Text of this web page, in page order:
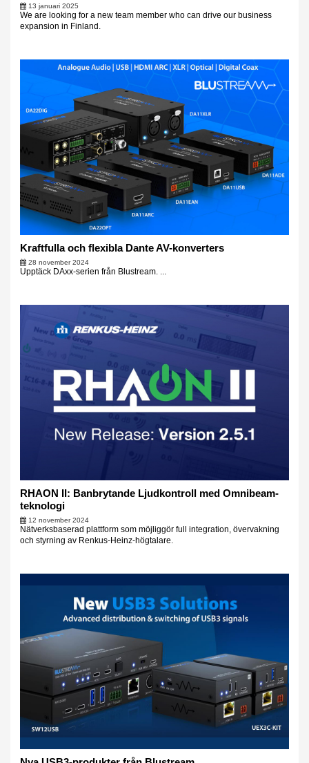
13 januari 2025
We are looking for a new team member who can drive our business
expansion in Finland.
Kraftfulla och flexibla Dante AV-konverters
28 november 2024
Upptäck DAxx-serien från Blustream. ...
RHAON II: Banbrytande Ljudkontroll med Omnibeam-
teknologi
12 november 2024
Nätverksbaserad plattform som möjliggör full integration, övervakning
och styrning av Renkus-Heinz-högtalare.